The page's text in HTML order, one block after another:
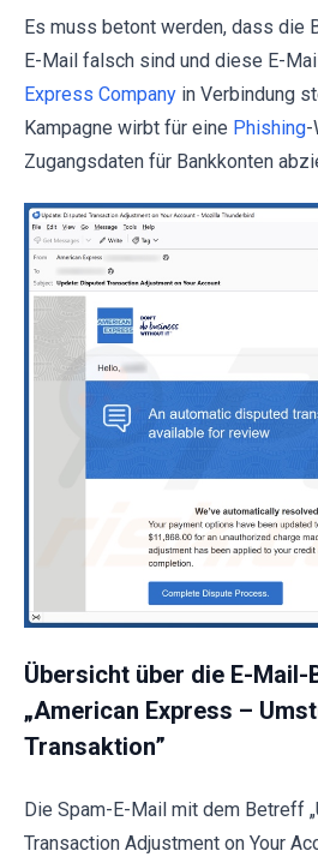
Es muss betont werden, dass die
E-Mail falsch sind und diese E-
Express Company in Verbindung
Kampagne wirbt für eine Phishing-
Zugangsdaten für Bankkonten
Übersicht über die E-
„American Express –
Transaktion”
Die Spam-E-Mail mit dem Betreff
Transaction Adjustment on Your